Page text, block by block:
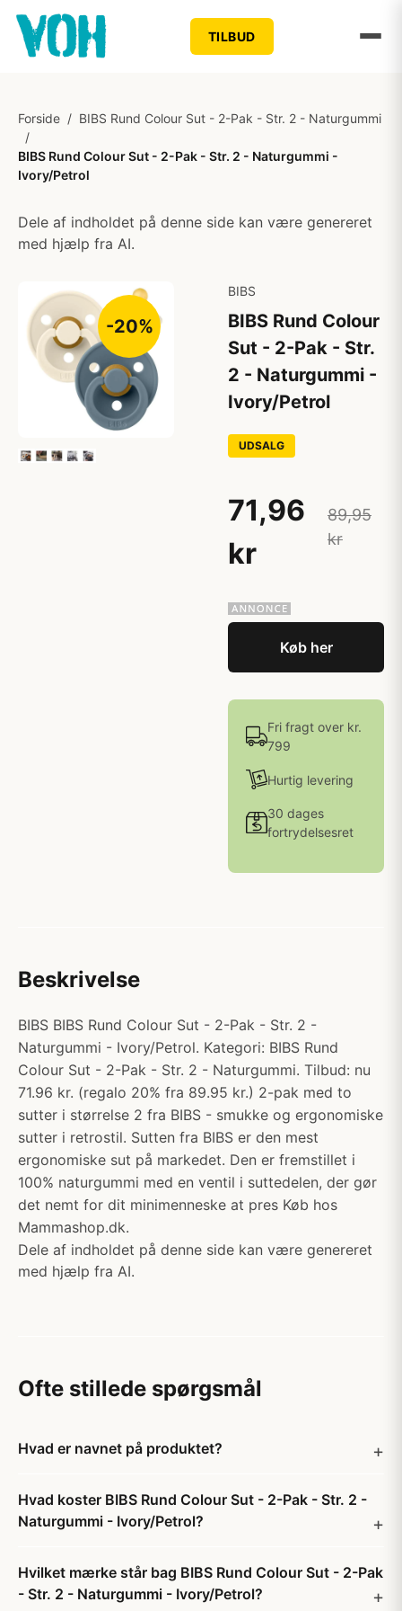
TILBUD
Forside / BIBS Rund Colour Sut - 2-Pak - Str. 2 - Naturgummi
/
BIBS Rund Colour Sut - 2-Pak - Str. 2 - Naturgummi -
Ivory/Petrol
Dele af indholdet på denne side kan være genereret
med hjælp fra AI.
-20%
BIBS
BIBS Rund Colour
Sut - 2-Pak - Str.
2 - Naturgummi -
Ivory/Petrol
UDSALG
71,96
kr
89,95
kr
Køb her
Fri fragt over kr.
799
Hurtig levering
30 dages
fortrydelsesret
Beskrivelse
BIBS BIBS Rund Colour Sut - 2-Pak - Str. 2 -
Naturgummi - Ivory/Petrol. Kategori: BIBS Rund
Colour Sut - 2-Pak - Str. 2 - Naturgummi. Tilbud: nu
71.96 kr. (regalo 20% fra 89.95 kr.) 2-pak med to
sutter i størrelse 2 fra BIBS - smukke og ergonomiske
sutter i retrostil. Sutten fra BIBS er den mest
ergonomiske sut på markedet. Den er fremstillet i
100% naturgummi med en ventil i suttedelen, der gør
det nemt for dit minimenneske at pres Køb hos
Mammashop.dk.
Dele af indholdet på denne side kan være genereret
med hjælp fra AI.
Ofte stillede spørgsmål
Hvad er navnet på produktet?
Hvad koster BIBS Rund Colour Sut - 2-Pak - Str. 2 -
Naturgummi - Ivory/Petrol?
Hvilket mærke står bag BIBS Rund Colour Sut - 2-Pak
- Str. 2 - Naturgummi - Ivory/Petrol?